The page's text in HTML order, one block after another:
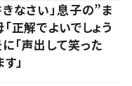
なさい」息子の”ま
正解でよいでしょう
「声出して笑った
」